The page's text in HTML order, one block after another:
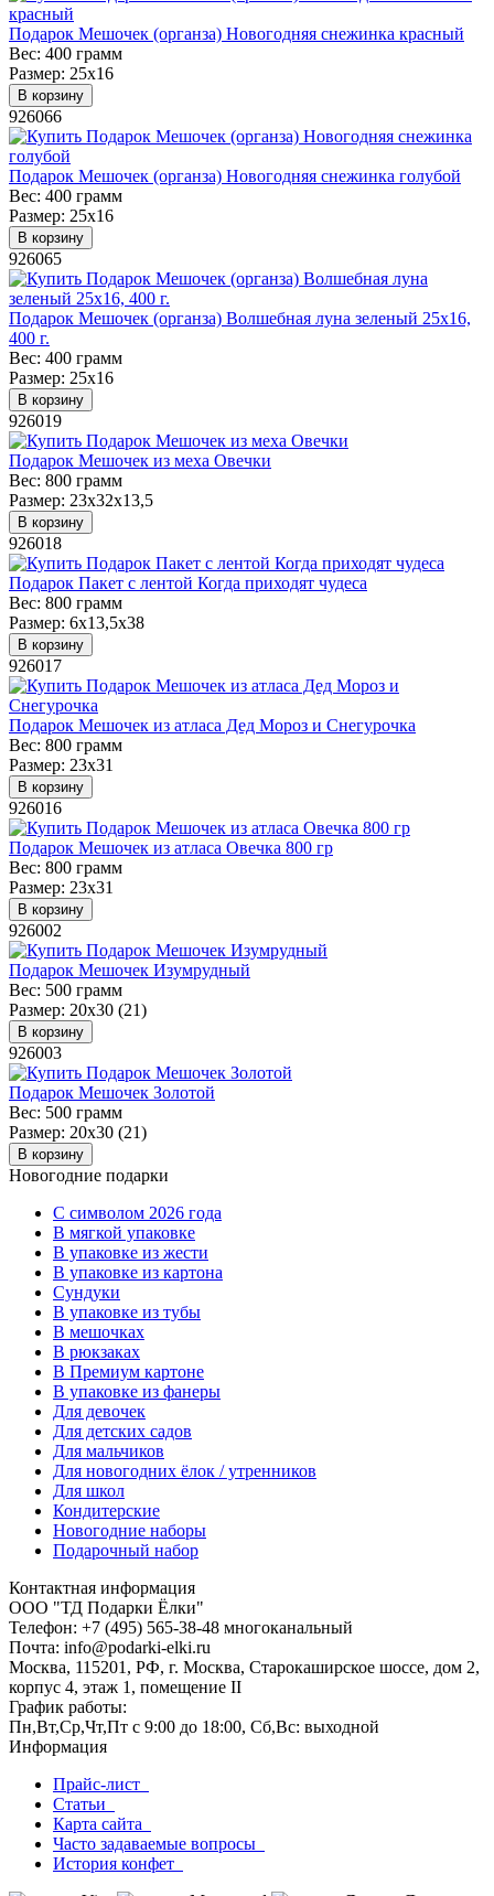
Подарок Мешочек (органза) Новогодняя снежинка красный
Вес: 400 грамм
Размер: 25х16
В корзину
926066
Подарок Мешочек (органза) Новогодняя снежинка голубой
Вес: 400 грамм
Размер: 25х16
В корзину
926065
Подарок Мешочек (органза) Волшебная луна зеленый 25х16,
400 г.
Вес: 400 грамм
Размер: 25х16
В корзину
926019
Подарок Мешочек из меха Овечки
Вес: 800 грамм
Размер: 23х32х13,5
В корзину
926018
Подарок Пакет с лентой Когда приходят чудеса
Вес: 800 грамм
Размер: 6х13,5х38
В корзину
926017
Подарок Мешочек из атласа Дед Мороз и Снегурочка
Вес: 800 грамм
Размер: 23х31
В корзину
926016
Подарок Мешочек из атласа Овечка 800 гр
Вес: 800 грамм
Размер: 23х31
В корзину
926002
Подарок Мешочек Изумрудный
Вес: 500 грамм
Размер: 20х30 (21)
В корзину
926003
Подарок Мешочек Золотой
Вес: 500 грамм
Размер: 20х30 (21)
В корзину
Новогодние подарки
C символом 2026 года
В мягкой упаковке
В упаковке из жести
В упаковке из картона
Сундуки
В упаковке из тубы
В мешочках
В рюкзаках
В Премиум картоне
В упаковке из фанеры
Для девочек
Для детских садов
Для мальчиков
Для новогодних ёлок / утренников
Для школ
Кондитерские
Новогодние наборы
Подарочный набор
Контактная информация
ООО "ТД Подарки Ёлки"
Телефон: +7 (495) 565-38-48 многоканальный
Почта: info@podarki-elki.ru
Москва, 115201, РФ, г. Москва, Старокаширское шоссе, дом 2,
корпус 4, этаж 1, помещение II
График работы:
Пн,Вт,Ср,Чт,Пт с 9:00 до 18:00, Сб,Вс: выходной
Информация
Прайс-лист
Статьи
Карта сайта
Часто задаваемые вопросы
История конфет